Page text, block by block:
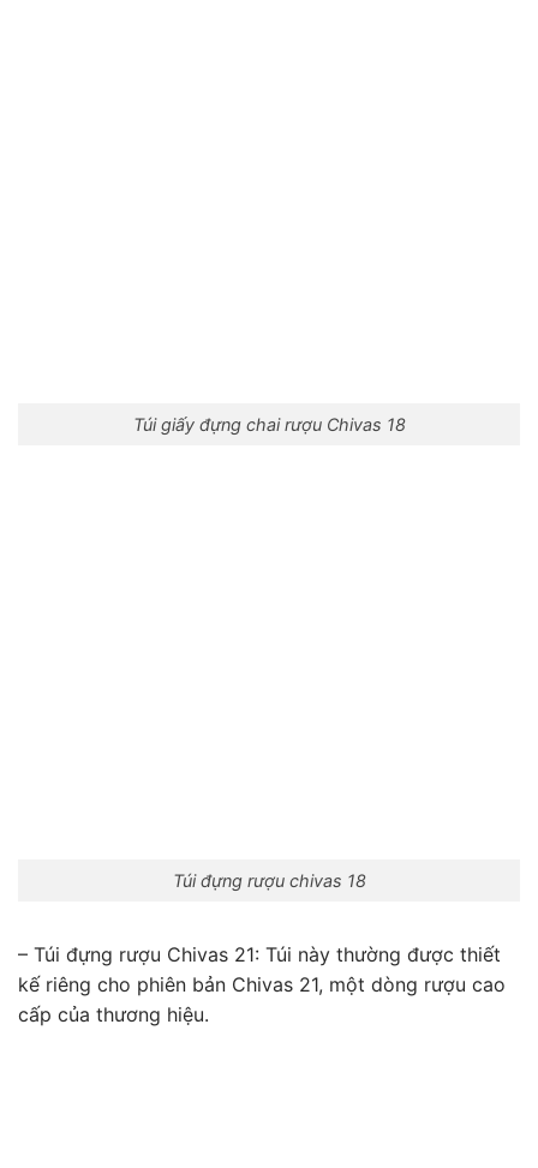
Túi giấy đựng chai rượu Chivas 18
Túi đựng rượu chivas 18
– Túi đựng rượu Chivas 21: Túi này thường được thiết
kế riêng cho phiên bản Chivas 21, một dòng rượu cao
cấp của thương hiệu.